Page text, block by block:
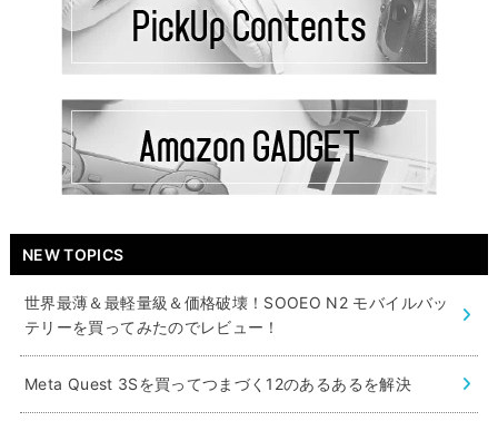
NEW TOPICS
世界最薄＆最軽量級＆価格破壊！SOOEO N2 モバイルバッ
テリーを買ってみたのでレビュー！
Meta Quest 3Sを買ってつまづく12のあるあるを解決